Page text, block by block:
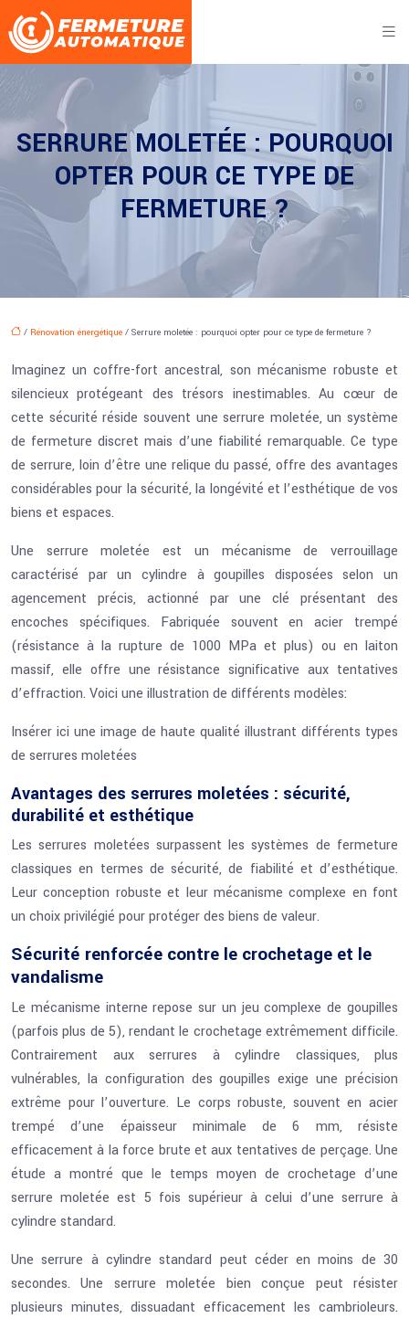
SERRURE MOLETÉE : POURQUOI
OPTER POUR CE TYPE DE
FERMETURE ?
/ Rénovation énergétique / Serrure moletée : pourquoi opter pour ce type de fermeture ?
Imaginez un coffre-fort ancestral, son mécanisme robuste et
silencieux protégeant des trésors inestimables. Au cœur de
cette sécurité réside souvent une serrure moletée, un système
de fermeture discret mais d’une fiabilité remarquable. Ce type
de serrure, loin d’être une relique du passé, offre des avantages
considérables pour la sécurité, la longévité et l’esthétique de vos
biens et espaces.
Une serrure moletée est un mécanisme de verrouillage
caractérisé par un cylindre à goupilles disposées selon un
agencement précis, actionné par une clé présentant des
encoches spécifiques. Fabriquée souvent en acier trempé
(résistance à la rupture de 1000 MPa et plus) ou en laiton
massif, elle offre une résistance significative aux tentatives
d’effraction. Voici une illustration de différents modèles:
Insérer ici une image de haute qualité illustrant différents types
de serrures moletées
Avantages des serrures moletées : sécurité,
durabilité et esthétique
Les serrures moletées surpassent les systèmes de fermeture
classiques en termes de sécurité, de fiabilité et d’esthétique.
Leur conception robuste et leur mécanisme complexe en font
un choix privilégié pour protéger des biens de valeur.
Sécurité renforcée contre le crochetage et le
vandalisme
Le mécanisme interne repose sur un jeu complexe de goupilles
(parfois plus de 5), rendant le crochetage extrêmement difficile.
Contrairement aux serrures à cylindre classiques, plus
vulnérables, la configuration des goupilles exige une précision
extrême pour l’ouverture. Le corps robuste, souvent en acier
trempé d’une épaisseur minimale de 6 mm, résiste
efficacement à la force brute et aux tentatives de perçage. Une
étude a montré que le temps moyen de crochetage d’une
serrure moletée est 5 fois supérieur à celui d’une serrure à
cylindre standard.
Une serrure à cylindre standard peut céder en moins de 30
secondes. Une serrure moletée bien conçue peut résister
plusieurs minutes, dissuadant efficacement les cambrioleurs.